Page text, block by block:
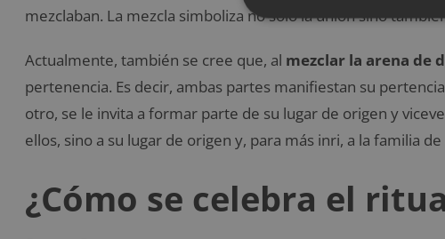
mezclaban. La mezcla simboliza no solo la unión sino
Actualmente, también se cree que, al mezclar la arena de
pertenencia. Es decir, ambas partes manifiestan su
otro, se le invita a formar parte de su lugar de origen y
ellos, sino a su lugar de origen y, para más inri, a la familia de
¿Cómo se celebra el